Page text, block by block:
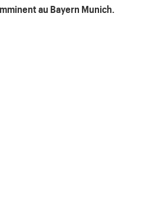
au Bayern Munich.